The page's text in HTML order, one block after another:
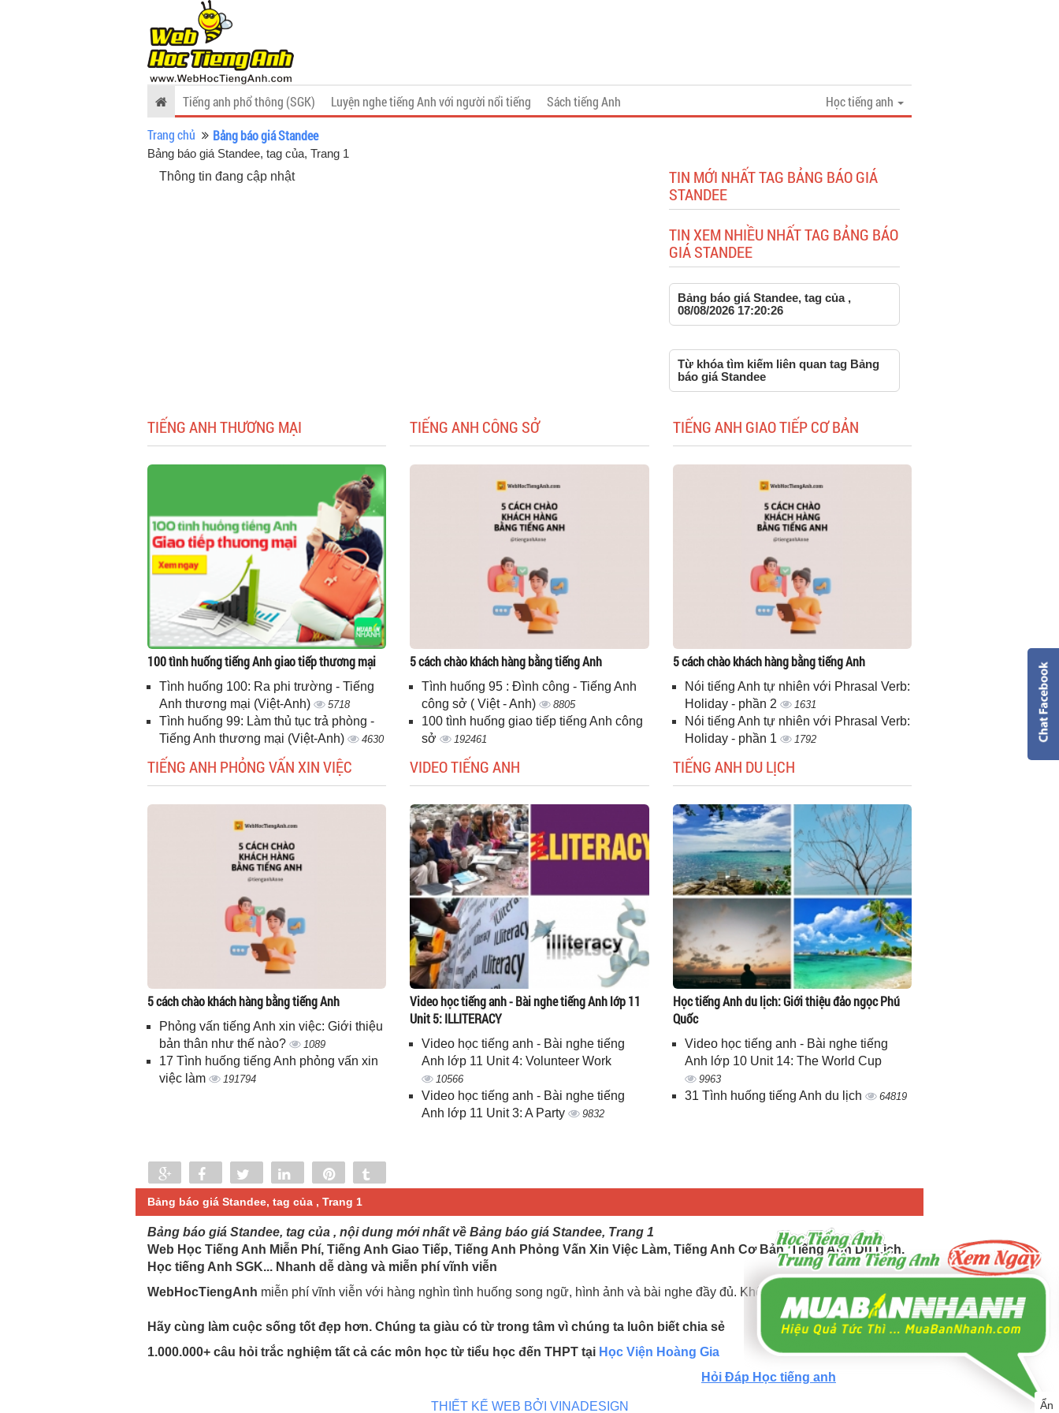
Tiếng anh phổ thông (SGK) Luyện nghe tiếng Anh với người nổi tiếng Sách tiếng Anh
Học tiếng anh
Trang chủ
Bảng báo giá Standee
Bảng báo giá Standee, tag của, Trang 1
Thông tin đang cập nhật
TIN MỚI NHẤT TAG BẢNG BÁO GIÁ
STANDEE
TIN XEM NHIỀU NHẤT TAG BẢNG BÁO
GIÁ STANDEE
Bảng báo giá Standee, tag của ,
08/08/2026 17:20:26
Từ khóa tìm kiếm liên quan tag Bảng
báo giá Standee
TIẾNG ANH THƯƠNG MẠI
100 tình huống tiếng Anh giao tiếp thương mại
Tình huống 100: Ra phi trường - Tiếng
Anh thương mại (Việt-Anh)
5718
Tình huống 99: Làm thủ tục trả phòng -
Tiếng Anh thương mại (Việt-Anh)
4630
TIẾNG ANH CÔNG SỞ
5 cách chào khách hàng bằng tiếng Anh
Tình huống 95 : Đình công - Tiếng Anh
công sở ( Việt - Anh)
8805
100 tình huống giao tiếp tiếng Anh công
sở
192461
TIẾNG ANH GIAO TIẾP CƠ BẢN
5 cách chào khách hàng bằng tiếng Anh
Nói tiếng Anh tự nhiên với Phrasal Verb:
Holiday - phần 2
1631
Nói tiếng Anh tự nhiên với Phrasal Verb:
Holiday - phần 1
1792
TIẾNG ANH PHỎNG VẤN XIN VIỆC
5 cách chào khách hàng bằng tiếng Anh
Phỏng vấn tiếng Anh xin việc: Giới thiệu
bản thân như thế nào?
1089
17 Tình huống tiếng Anh phỏng vấn xin
việc làm
191794
VIDEO TIẾNG ANH
Video học tiếng anh - Bài nghe tiếng Anh lớp 11
Unit 5: ILLITERACY
Video học tiếng anh - Bài nghe tiếng
Anh lớp 11 Unit 4: Volunteer Work
10566
Video học tiếng anh - Bài nghe tiếng
Anh lớp 11 Unit 3: A Party
9832
TIẾNG ANH DU LỊCH
Học tiếng Anh du lịch: Giới thiệu đảo ngọc Phú
Quốc
Video học tiếng anh - Bài nghe tiếng
Anh lớp 10 Unit 14: The World Cup
9963
31 Tình huống tiếng Anh du lịch 64819
Share Share Tweet Share
0
Bảng báo giá Standee, tag của , Trang 1
Bảng báo giá Standee, tag của , nội dung mới nhất về Bảng báo giá Standee, Trang 1
Web Học Tiếng Anh Miễn Phí, Tiếng Anh Giao Tiếp, Tiếng Anh Phỏng Vấn Xin Việc Làm, Tiếng Anh Cơ Bản, Tiếng Anh Du Lịch.
Học tiếng Anh SGK... Nhanh dễ dàng và miễn phí vĩnh viễn
WebHocTiengAnh miễn phí vĩnh viễn với hàng nghìn tình huống song ngữ, hình ảnh và bài nghe đầy đủ. Không ngừng cập nhật mới.
Hãy cùng làm cuộc sống tốt đẹp hơn. Chúng ta giàu có từ trong tâm vì chúng ta luôn biết chia sẻ
1.000.000+ câu hỏi trắc nghiệm tất cả các môn học từ tiểu học đến THPT tại Học Viện Hoàng Gia
Hỏi Đáp Học tiếng anh
Ẩn
THIẾT KẾ WEB BỞI VINADESIGN